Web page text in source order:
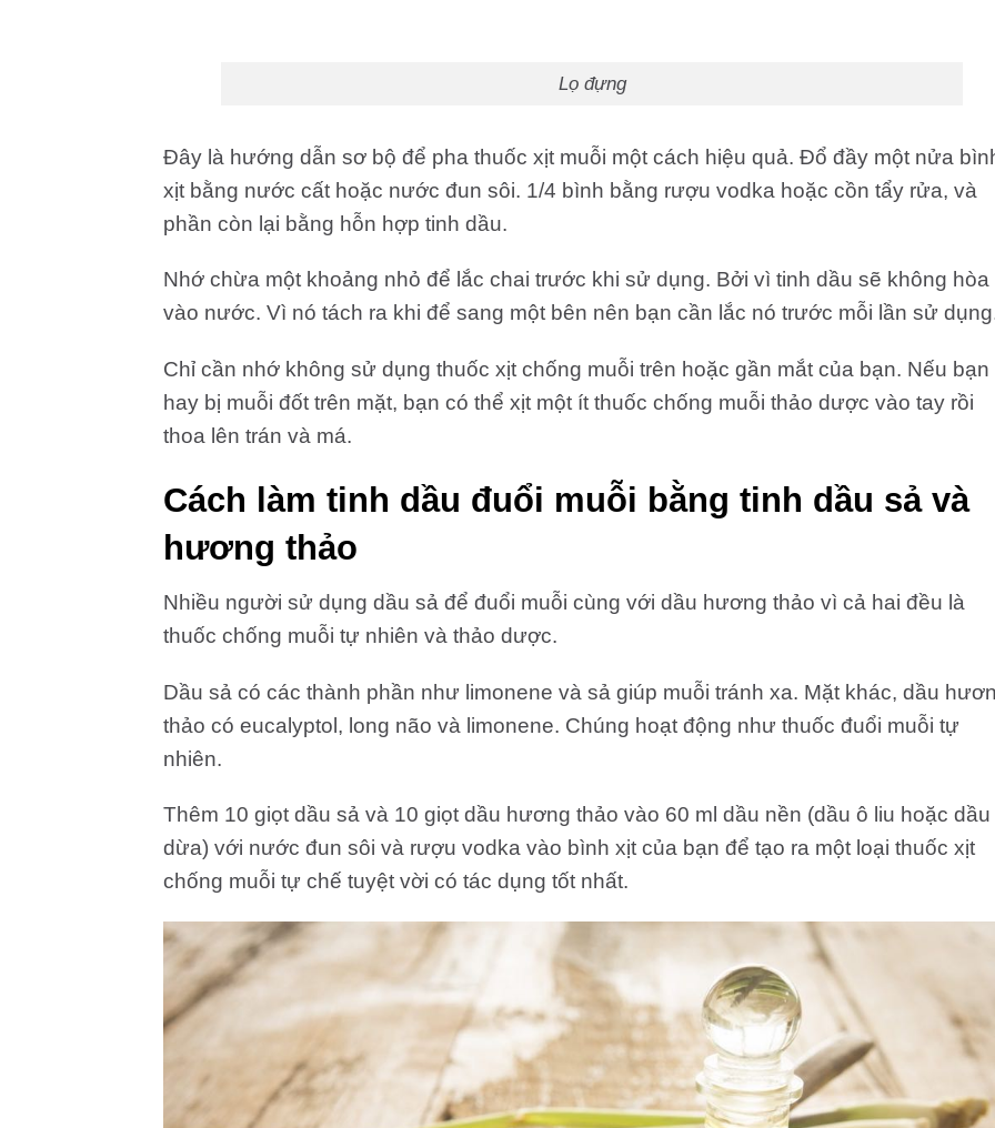
Lọ đựng
Đây là hướng dẫn sơ bộ để pha thuốc xịt muỗi một cách hiệu quả. Đổ đầy một nửa
xịt bằng nước cất hoặc nước đun sôi. 1/4 bình bằng rượu vodka hoặc cồn tẩy rửa, và
phần còn lại bằng hỗn hợp tinh dầu.
Nhớ chừa một khoảng nhỏ để lắc chai trước khi sử dụng. Bởi vì tinh dầu sẽ không hòa
vào nước. Vì nó tách ra khi để sang một bên nên bạn cần lắc nó trước mỗi lần sử
Chỉ cần nhớ không sử dụng thuốc xịt chống muỗi trên hoặc gần mắt của bạn. Nếu bạn
hay bị muỗi đốt trên mặt, bạn có thể xịt một ít thuốc chống muỗi thảo dược vào tay rồi
thoa lên trán và má.
Cách làm tinh dầu đuổi muỗi bằng tinh dầu sả và
hương thảo
Nhiều người sử dụng dầu sả để đuổi muỗi cùng với dầu hương thảo vì cả hai đều là
thuốc chống muỗi tự nhiên và thảo dược.
Dầu sả có các thành phần như limonene và sả giúp muỗi tránh xa. Mặt khác, dầu
thảo có eucalyptol, long não và limonene. Chúng hoạt động như thuốc đuổi muỗi tự
nhiên.
Thêm 10 giọt dầu sả và 10 giọt dầu hương thảo vào 60 ml dầu nền (dầu ô liu hoặc dầu
dừa) với nước đun sôi và rượu vodka vào bình xịt của bạn để tạo ra một loại thuốc xịt
chống muỗi tự chế tuyệt vời có tác dụng tốt nhất.